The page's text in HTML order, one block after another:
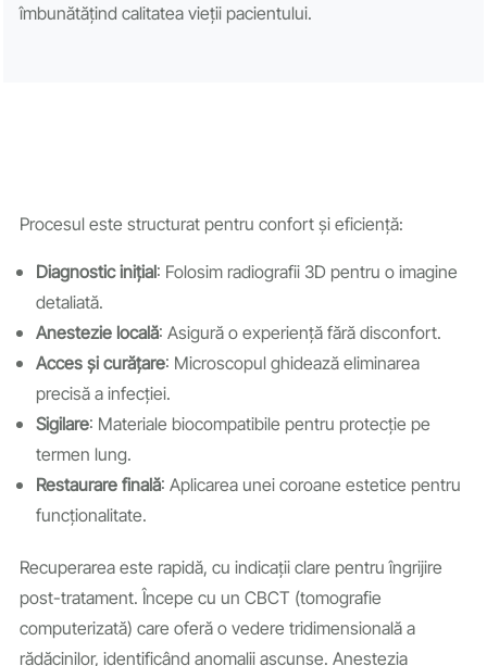
îmbunătățind calitatea vieții pacientului.
Procesul este structurat pentru confort și eficiență:
Diagnostic inițial: Folosim radiografii 3D pentru o imagine
detaliată.
Anestezie locală: Asigură o experiență fără disconfort.
Acces și curățare: Microscopul ghidează eliminarea
precisă a infecției.
Sigilare: Materiale biocompatibile pentru protecție pe
termen lung.
Restaurare finală: Aplicarea unei coroane estetice pentru
funcționalitate.
Recuperarea este rapidă, cu indicații clare pentru îngrijire
post-tratament. Începe cu un CBCT (tomografie
computerizată) care oferă o vedere tridimensională a
rădăcinilor, identificând anomalii ascunse. Anestezia